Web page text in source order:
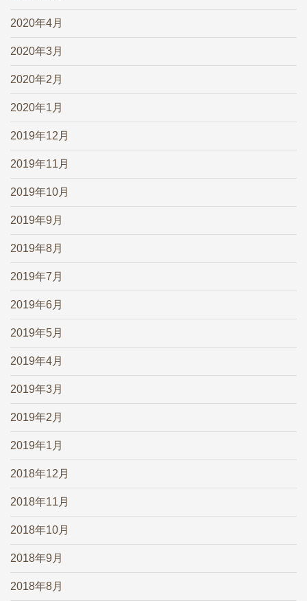
2020年4月
2020年3月
2020年2月
2020年1月
2019年12月
2019年11月
2019年10月
2019年9月
2019年8月
2019年7月
2019年6月
2019年5月
2019年4月
2019年3月
2019年2月
2019年1月
2018年12月
2018年11月
2018年10月
2018年9月
2018年8月